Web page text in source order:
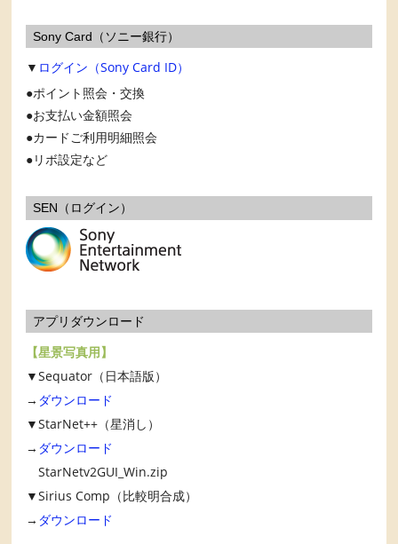
Sony Card（ソニー銀行）
▼ ログイン（Sony Card ID）
ポイント照会・交換
お支払い金額照会
カードご利用明細照会
リボ設定など
SEN（ログイン）
アプリダウンロード
【星景写真用】
▼Sequator（日本語版）
→ ダウンロード
▼StarNet++（星消し）
→ ダウンロード
StarNetv2GUI_Win.zip
▼Sirius Comp（比較明合成）
→ ダウンロード